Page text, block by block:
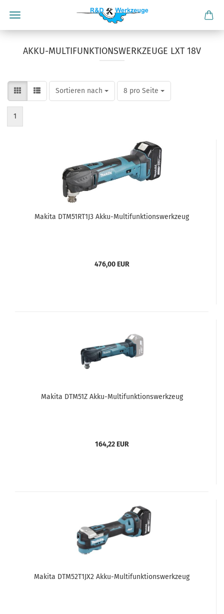
AKKU-MULTIFUNKTIONSWERKZEUGE LXT 18V
Sortieren nach
Sortieren nach 8 pro Seite
pro Seite
1
Makita DTM51RT1J3 Akku-Multifunktionswerkzeug
476,00 EUR
Makita DTM51Z Akku-Multifunktionswerkzeug
164,22 EUR
Makita DTM52T1JX2 Akku-Multifunktionswerkzeug